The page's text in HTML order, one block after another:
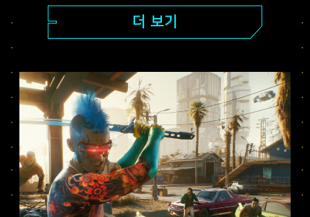
플라자에서부터 넓게 광활한 배드랜드의
외곽까지, 나이트 시티에는 숨겨진 비밀이
가득합니다.
더 보기